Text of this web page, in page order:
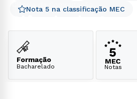
Ciência da Computação
Nota 5 na classificação MEC
Formação
Bacharelado Notas